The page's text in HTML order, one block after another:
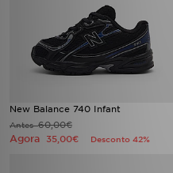
New Balance 740 Infant
Antes60,00€
Agora 35,00€ Desconto 42%